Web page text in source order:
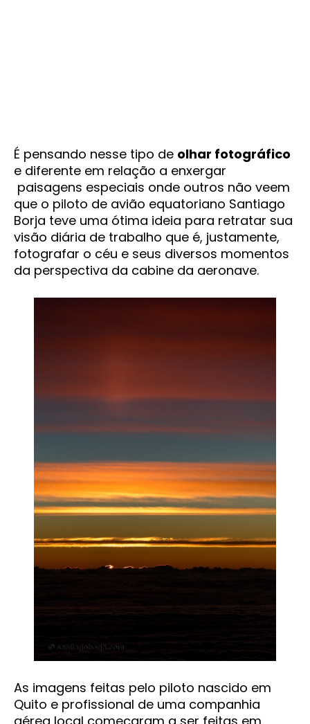
É pensando nesse tipo de olhar fotográfico
e diferente em relação a enxergar
paisagens especiais onde outros não veem
que o piloto de avião equatoriano Santiago
Borja teve uma ótima ideia para retratar sua
visão diária de trabalho que é, justamente,
fotografar o céu e seus diversos momentos
da perspectiva da cabine da aeronave.
As imagens feitas pelo piloto nascido em
Quito e profissional de uma companhia